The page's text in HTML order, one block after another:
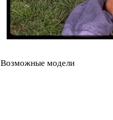
Возможные модели